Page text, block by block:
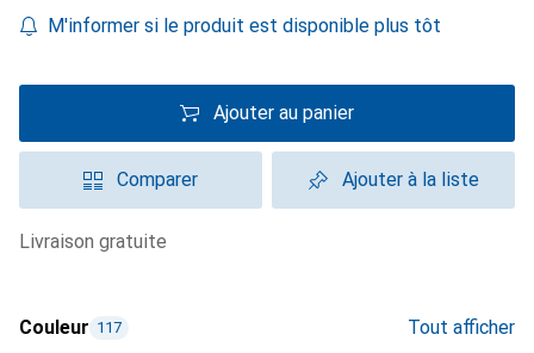
M'informer si le produit est disponible plus tôt
Ajouter au panier
Comparer Ajouter à la liste
livraison gratuite
Couleur 117 Tout afficher